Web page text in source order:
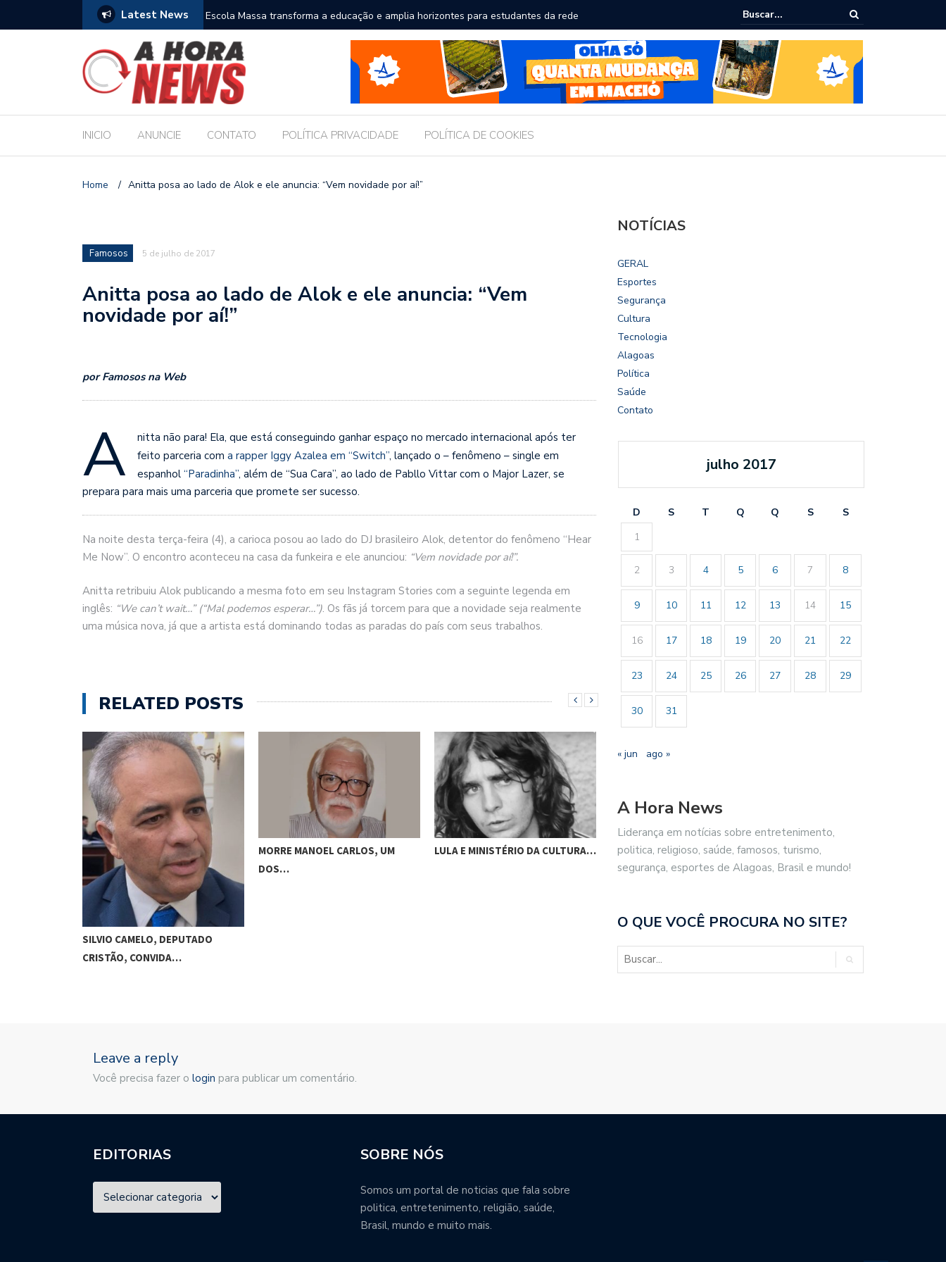
Latest News
escolares e sanciona jornada de 30 horas
Escola Massa transforma a educação e amplia horizontes para estudantes da rede
pública de Maceió
Chico Filho destaca potencial esportivo, turístico e econômico da Maratona
Internacional de Maceió
INICIO ANUNCIE CONTATO POLÍTICA PRIVACIDADE POLÍTICA DE COOKIES
Home / Anitta posa ao lado de Alok e ele anuncia: “Vem novidade por aí!”
Famosos 5 de julho de 2017
Anitta posa ao lado de Alok e ele anuncia: “Vem
novidade por aí!”
por Famosos na Web
A
nitta não para! Ela, que está conseguindo ganhar espaço no mercado internacional após ter
feito parceria com a rapper Iggy Azalea em “Switch”, lançado o – fenômeno – single em
espanhol “Paradinha”, além de “Sua Cara”, ao lado de Pabllo Vittar com o Major Lazer, se
prepara para mais uma parceria que promete ser sucesso.
Na noite desta terça-feira (4), a carioca posou ao lado do DJ brasileiro Alok, detentor do fenômeno “Hear
Me Now”. O encontro aconteceu na casa da funkeira e ele anunciou: “Vem novidade por aí!”.
Anitta retribuiu Alok publicando a mesma foto em seu Instagram Stories com a seguinte legenda em
inglês: “We can’t wait…” (“Mal podemos esperar…”). Os fãs já torcem para que a novidade seja realmente
uma música nova, já que a artista está dominando todas as paradas do país com seus trabalhos.
RELATED POSTS
SILVIO CAMELO, DEPUTADO
CRISTÃO, CONVIDA…
MORRE MANOEL CARLOS, UM
DOS…
LULA E MINISTÉRIO DA CULTURA…
UM JUÍZ JUSTICEIRO SEM
PERDER…
NOTÍCIAS
GERAL
Esportes
Segurança
Cultura
Tecnologia
Alagoas
Política
Saúde
Contato
julho 2017
D S T Q Q S
S
1
2 3 4 5 6 7 8
9 10 11 12 13 14 15
16 17 18 19 20 21 22
23 24 25 26 27 28 29
30 31
« jun ago »
A Hora News
Liderança em notícias sobre entretenimento,
politica, religioso, saúde, famosos, turismo,
segurança, esportes de Alagoas, Brasil e mundo!
O QUE VOCÊ PROCURA NO SITE?
Leave a reply
Você precisa fazer o login para publicar um comentário.
EDITORIAS SOBRE NÓS
Somos um portal de noticias que fala sobre
politica, entretenimento, religião, saúde,
Brasil, mundo e muito mais.